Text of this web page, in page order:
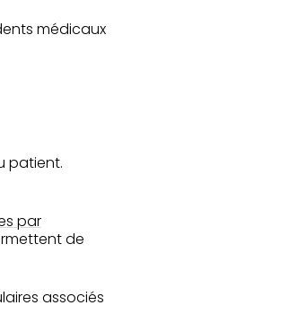
médicaux
patient.
par
de
associés